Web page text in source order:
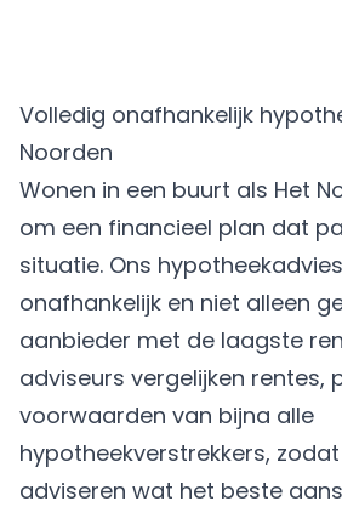
Volledig onafhankelijk
Noorden
Wonen in een buurt als Het
om een financieel plan dat
situatie. Ons
onafhankelijk en niet alleen
aanbieder met de laagste
adviseurs vergelijken rentes,
voorwaarden van bijna alle
hypotheekverstrekkers,
adviseren wat het beste